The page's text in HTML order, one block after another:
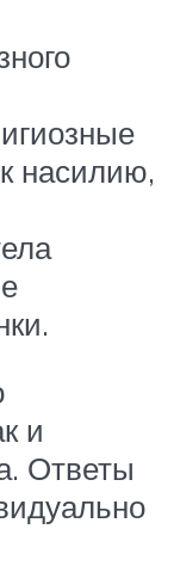
насилию,
и
Ответы